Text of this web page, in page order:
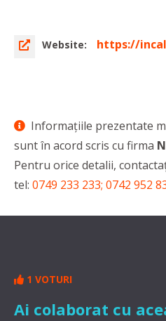
Website: https://
Informaţiile prezentate
sunt în acord scris cu firma
Pentru orice detalii,
tel: 0749 233 233; 0742 952
1 VOTURI
Ai colaborat cu